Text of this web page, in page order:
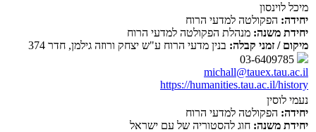
מיכל לוינסון
יחידה: הפקולטה למדעי הרוח
יחידת משנה: מנהלת הפקולטה למדעי הרוח
מיקום / זמני קבלה: בנין מדעי הרוח ע"ש יצחק ורוזה גילמן, חדר 374
michall@tauex.tau.ac.il
https://humanities.tau.ac.il/history
נעמי לוסין
יחידה: הפקולטה למדעי הרוח
יחידת משנה: חוג להסטוריה של עם ישראל